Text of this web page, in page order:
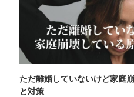
ただ離婚していないけど家庭
と対策